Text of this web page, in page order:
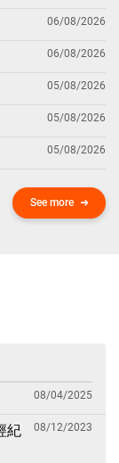
06/08/2026
06/08/2026
05/08/2026
05/08/2026
05/08/2026
See more
08/04/2025
紀
08/12/2023